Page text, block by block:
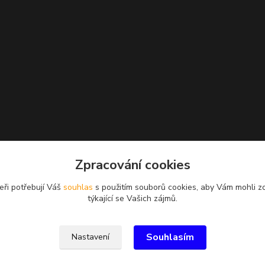
Zpracování cookies
potřebují Váš souhlas s použitím souborů cookies, aby Vám mohli
týkající se Vašich zájmů.
Nastavení Souhlasím